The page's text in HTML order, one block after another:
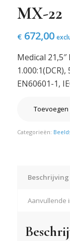
MX-22
€672,00
Medical
EN60601-1,
Categorieën:
Beschrijving
Aanvullende